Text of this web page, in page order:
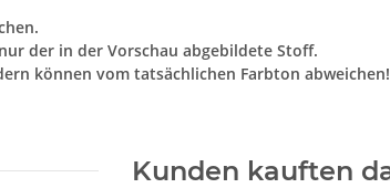
der in der Vorschau abgebildete Stoff.
können vom tatsächlichen Farbton abweichen!
Kunden kauften